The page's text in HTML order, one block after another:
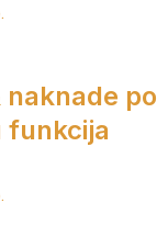
naknade po
funkcija